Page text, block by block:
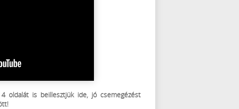
oldalát is beillesztjük ide, jó csemegézést